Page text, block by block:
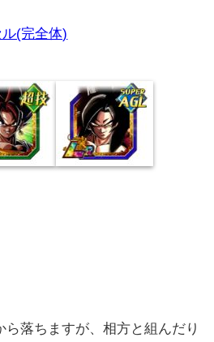
(完全体)
ら落ちますが、相方と組んだり